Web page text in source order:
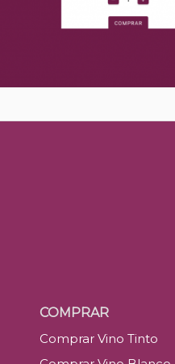
COMPRAR
Comprar Vino Tinto